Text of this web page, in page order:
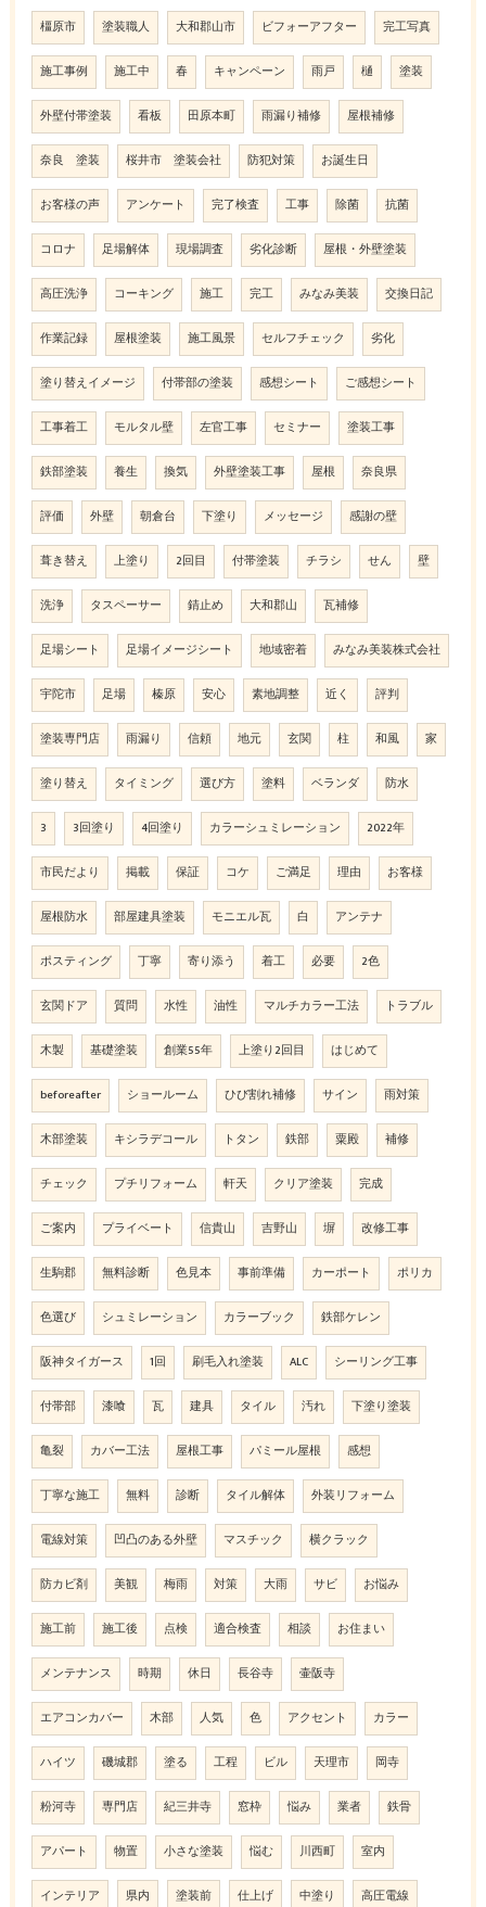
橿原市 塗装職人 大和郡山市 ビフォーアフター 完工写真
施工事例 施工中 春 キャンペーン 雨戸 樋 塗装
外壁付帯塗装 看板 田原本町 雨漏り補修 屋根補修
奈良 塗装 桜井市 塗装会社 防犯対策 お誕生日
お客様の声 アンケート 完了検査 工事 除菌 抗菌
コロナ 足場解体 現場調査 劣化診断 屋根・外壁塗装
高圧洗浄 コーキング 施工 完工 みなみ美装 交換日記
作業記録 屋根塗装 施工風景 セルフチェック 劣化
塗り替えイメージ 付帯部の塗装 感想シート ご感想シート
工事着工 モルタル壁 左官工事 セミナー 塗装工事
鉄部塗装 養生 換気 外壁塗装工事 屋根 奈良県
評価 外壁 朝倉台 下塗り メッセージ 感謝の壁
葺き替え 上塗り 2回目 付帯塗装 チラシ せん 壁
洗浄 タスペーサー 錆止め 大和郡山 瓦補修
足場シート 足場イメージシート 地域密着 みなみ美装株式会社
宇陀市 足場 榛原 安心 素地調整 近く 評判
塗装専門店 雨漏り 信頼 地元 玄関 柱 和風 家
塗り替え タイミング 選び方 塗料 ベランダ 防水
3 3回塗り 4回塗り カラーシュミレーション 2022年
市民だより 掲載 保証 コケ ご満足 理由 お客様
屋根防水 部屋建具塗装 モニエル瓦 白 アンテナ
ポスティング 丁寧 寄り添う 着工 必要 2色
玄関ドア 質問 水性 油性 マルチカラー工法 トラブル
木製 基礎塗装 創業55年 上塗り2回目 はじめて
beforeafter ショールーム ひび割れ補修 サイン 雨対策
木部塗装 キシラデコール トタン 鉄部 粟殿 補修
チェック プチリフォーム 軒天 クリア塗装 完成
ご案内 プライベート 信貴山 吉野山 塀 改修工事
生駒郡 無料診断 色見本 事前準備 カーポート ポリカ
色選び シュミレーション カラーブック 鉄部ケレン
阪神タイガース 1回 刷毛入れ塗装 ALC シーリング工事
付帯部 漆喰 瓦 建具 タイル 汚れ 下塗り塗装
亀裂 カバー工法 屋根工事 パミール屋根 感想
丁寧な施工 無料 診断 タイル解体 外装リフォーム
電線対策 凹凸のある外壁 マスチック 横クラック
防カビ剤 美観 梅雨 対策 大雨 サビ お悩み
施工前 施工後 点検 適合検査 相談 お住まい
メンテナンス 時期 休日 長谷寺 壷阪寺
エアコンカバー 木部 人気 色 アクセント カラー
ハイツ 磯城郡 塗る 工程 ビル 天理市 岡寺
粉河寺 専門店 紀三井寺 窓枠 悩み 業者 鉄骨
アパート 物置 小さな塗装 悩む 川西町 室内
インテリア 県内 塗装前 仕上げ 中塗り 高圧電線